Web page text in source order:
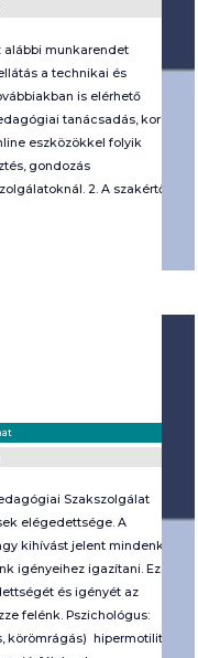
alábbi munkarendet
a technikai és
is elérhető
tanácsadás, korai
eszközökkel folyik
gondozás
2. A szakértői
Szakszolgálat
elégedettsége. A
kihívást jelent mindenki
igényeihez igazítani. Ezért
és igényét az
felénk. Pszichológus:
körömrágás) hipermotilitás